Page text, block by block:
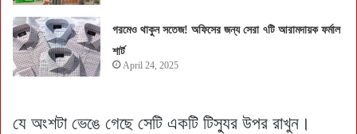
গরমেও থাকুন সতেজ! অফিসের জন্য সেরা ৭টি আরামদায়ক ফর্মাল
শার্ট
April 24, 2025
যে অংশটা ভেঙে গেছে সেটি একটি টিস্যুর উপর রাখুন।